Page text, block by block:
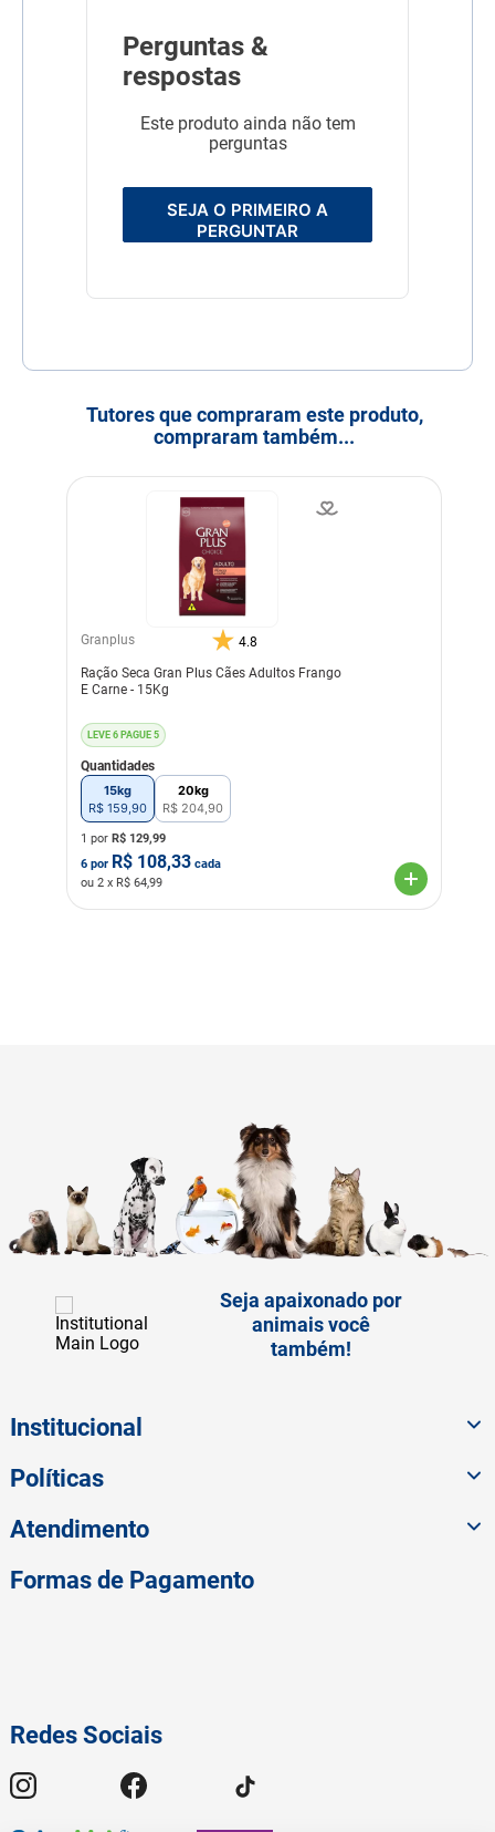
Perguntas &
respostas
Este produto ainda não tem
perguntas
SEJA O PRIMEIRO A
PERGUNTAR
Tutores que compraram este produto,
compraram também...
Granplus 4.8
Ração Seca Gran Plus Cães Adultos Frango
E Carne - 15Kg
LEVE 6 PAGUE 5
Quantidades
15kg
R$ 159,90
20kg
R$ 204,90
1 por R$ 129,99
6 por R$ 108,33 cada
ou 2 x R$ 64,99
Seja apaixonado por
animais você
também!
Institucional
Políticas
Atendimento
Redes Sociais
Formas de Pagamento